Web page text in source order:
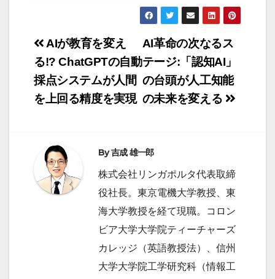
投
稿
ナ
ビ
ー
シ
ョ
AI革命の次なるス
テージ:「認知AI」
の台頭が人工知能
の未来を変える
AIが教育を変え
る!? ChatGPTの自動
採点システムが人間
を上回る精度を実現
By吉成 雄一郎
株式会社リンガポルタ代表取締
役社長。東京電機大学教授、東
海大学教授を経て現職。コロン
ビア大学大学院ティーチャーズ
カレッジ（英語教授法）、信州
大学大学院工学研究科（情報工